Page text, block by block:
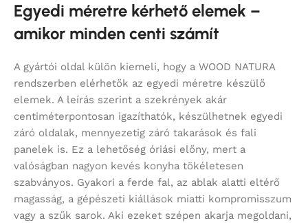
Egyedi méretre kérhető elemek –
amikor minden centi számít
A gyártói oldal külön kiemeli, hogy a WOOD NATURA
rendszerben elérhetők az egyedi méretre készülő
elemek. A leírás szerint a szekrények akár
centiméterpontosan igazíthatók, készülhetnek egyedi
záró oldalak, mennyezetig záró takarások és fali
panelek is. Ez a lehetőség óriási előny, mert a
valóságban nagyon kevés konyha tökéletesen
szabványos. Gyakori a ferde fal, az ablak alatti eltérő
magasság, a gépészeti kiállások miatti kompromisszum
vagy a szűk sarok. Aki ezeket szépen akarja megoldani,